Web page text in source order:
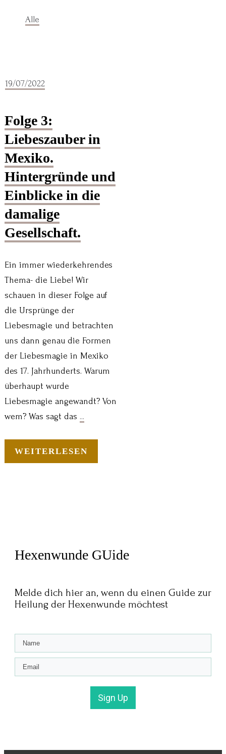
Alle
19/07/2022
Folge 3:
Liebeszauber in
Mexiko.
Hintergründe und
Einblicke in die
damalige
Gesellschaft.
Ein immer wiederkehrendes
Thema- die Liebe! Wir
schauen in dieser Folge auf
die Ursprünge der
Liebesmagie und betrachten
uns dann genau die Formen
der Liebesmagie in Mexiko
des 17. Jahrhunderts. Warum
überhaupt wurde
Liebesmagie angewandt? Von
wem? Was sagt das ...
WEITERLESEN
Hexenwunde GUide
Melde dich hier an, wenn du einen Guide zur
Heilung der Hexenwunde möchtest
Sign Up